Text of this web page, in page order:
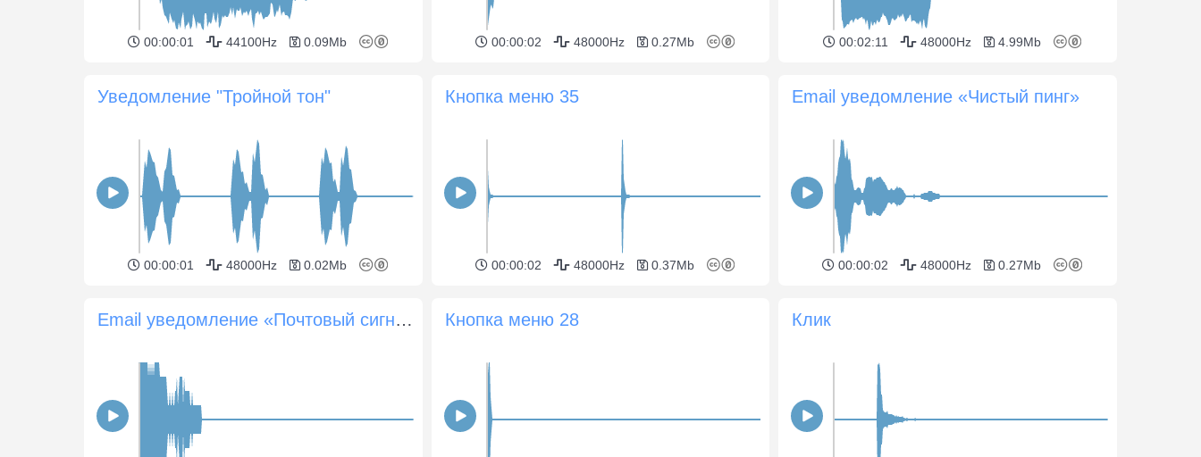
00:00:01 44100Hz 0.09Mb 00:00:02 48000Hz 0.27Mb 00:02:11 48000Hz 4.99Mb
Уведомление "Тройной тон"
00:00:01 48000Hz 0.02Mb
Кнопка меню 35
00:00:02 48000Hz 0.37Mb
Email уведомление «Чистый пинг»
00:00:02 48000Hz 0.27Mb
Email уведомление «Почтовый сигнал» Кнопка меню 28 Клик